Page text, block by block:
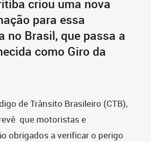
criou uma nova
para essa
no Brasil, que passa a
como Giro da
de Trânsito Brasileiro (CTB),
que motoristas e
obrigados a verificar o perigo